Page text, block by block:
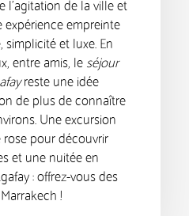
l’agitation de la ville et
empreinte
et luxe. En
entre amis, le séjour
reste une idée
de plus de connaître
Une excursion
rose pour découvrir
et une nuitée en
: offrez-vous des
!